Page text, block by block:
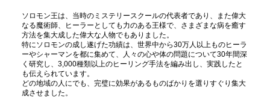
ソロモン王は、当時のミステリースクールの代表者であり、また偉大
なる魔術師、ヒーラーとしても力のある王様で、さまざまな病を癒す
方法を集大成した偉大な人物でもありました。
特にソロモンの成し遂げた功績は、世界中から30万人以上ものヒーラ
ーやシャーマンを都に集めて、人々の心や体の問題について30年間深
く研究し、3,000種類以上のヒーリング手法を編み出し、実践したと
も伝えられています。
どの地域の人にでも、完璧に効果があるものばかりを選りすぐり集大
成させました。